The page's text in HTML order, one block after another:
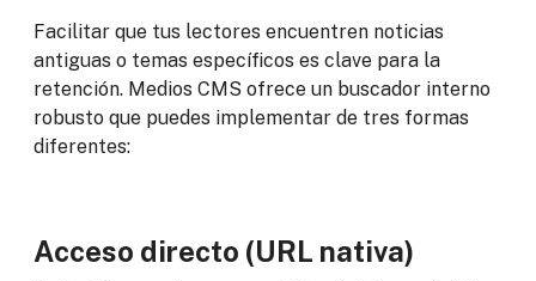
Facilitar que tus lectores encuentren noticias
antiguas o temas específicos es clave para la
retención. Medios CMS ofrece un buscador interno
robusto que puedes implementar de tres formas
diferentes:
Acceso directo (URL nativa)